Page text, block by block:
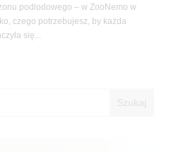
podlodowego – w ZooNemo w
czego potrzebujesz, by każda
się...